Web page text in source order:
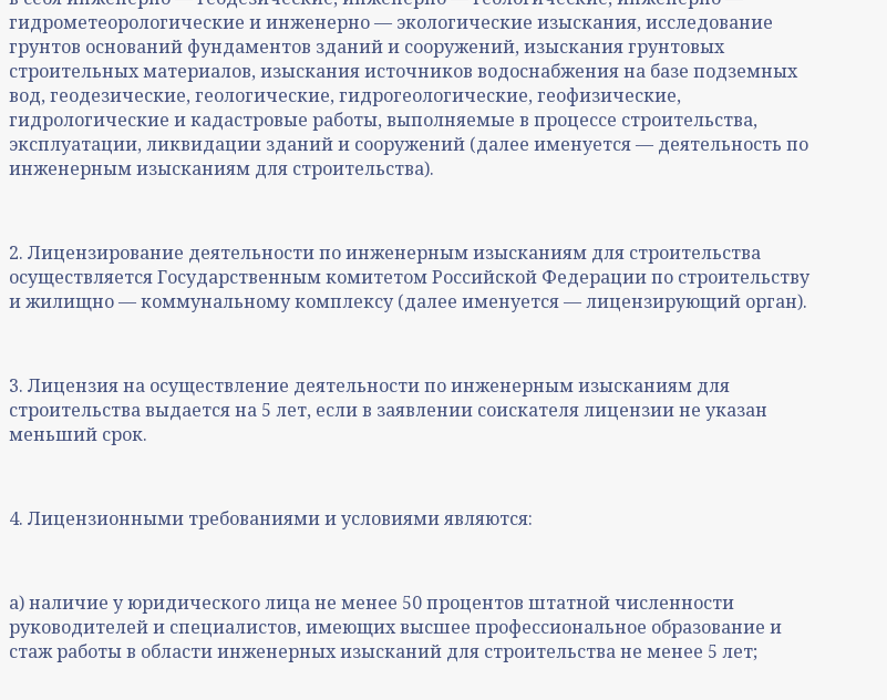
гидрометеорологические и инженерно — экологические изыскания, исследование
грунтов оснований фундаментов зданий и сооружений, изыскания грунтовых
строительных материалов, изыскания источников водоснабжения на базе подземных
вод, геодезические, геологические, гидрогеологические, геофизические,
гидрологические и кадастровые работы, выполняемые в процессе строительства,
эксплуатации, ликвидации зданий и сооружений (далее именуется — деятельность по
инженерным изысканиям для строительства).
2. Лицензирование деятельности по инженерным изысканиям для строительства
осуществляется Государственным комитетом Российской Федерации по строительству
и жилищно — коммунальному комплексу (далее именуется — лицензирующий орган).
3. Лицензия на осуществление деятельности по инженерным изысканиям для
строительства выдается на 5 лет, если в заявлении соискателя лицензии не указан
меньший срок.
4. Лицензионными требованиями и условиями являются:
а) наличие у юридического лица не менее 50 процентов штатной численности
руководителей и специалистов, имеющих высшее профессиональное образование и
стаж работы в области инженерных изысканий для строительства не менее 5 лет;